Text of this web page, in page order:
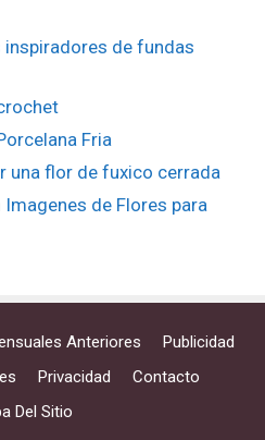
de fundas
Fria
una flor de fuxico cerrada
Imagenes de Flores para
Anteriores
Publicidad
Privacidad
Contacto
Del Sitio